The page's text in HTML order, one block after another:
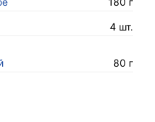
4 шт.
80 г